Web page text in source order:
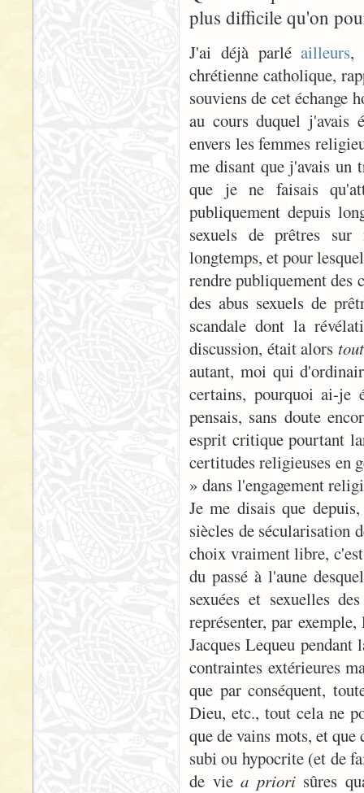
plus difficile qu'on
J'ai déjà parléailleurs,
chrétienne catholique,
souviens de cet échange
au cours duquel j'avais
envers les femmes
me disant que j'avais un
que je ne faisais
publiquement depuis
sexuels de prêtres sur
longtemps, et pour
rendre publiquement des
des abus sexuels de
scandale dont la
discussion, était alors
autant, moi qui
certains, pourquoi ai-je
pensais, sans doute
esprit critique pourtant
certitudes religieuses en
» dans l'engagement
Je me disais que
siècles de sécularisation
choix vraiment libre,
du passé à l'aune
sexuées et sexuelles
représenter, par
Jacques Lequeu
contraintes extérieures
que par conséquent,
Dieu, etc., tout cela ne
que de vains mots, et
subi ou hypocrite (et de
de viea priorisûres